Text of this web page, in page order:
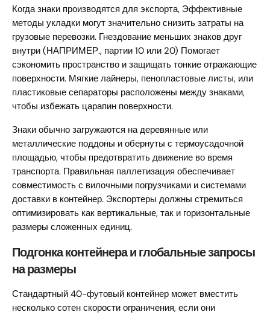
Когда знаки производятся для экспорта, Эффективные
методы укладки могут значительно снизить затраты на
грузовые перевозки. Гнездование меньших знаков друг
внутри (НАПРИМЕР., партии 10 или 20) Помогает
сэкономить пространство и защищать тонкие отражающие
поверхности. Мягкие лайнеры, пенопластовые листы, или
пластиковые сепараторы расположены между знаками,
чтобы избежать царапин поверхности.
Знаки обычно загружаются на деревянные или
металлические поддоны и обернуты с термоусадочной
площадью, чтобы предотвратить движение во время
транспорта. Правильная паллетизация обеспечивает
совместимость с вилочными погрузчиками и системами
доставки в контейнер. Экспортеры должны стремиться
оптимизировать как вертикальные, так и горизонтальные
размеры сложенных единиц.
Подгонка контейнера и глобальные запросы
на размеры
Стандартный 40-футовый контейнер может вместить
несколько сотен скорости ограничения, если они